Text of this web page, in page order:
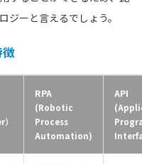
ジーと言えるでしょう。
RPA
(Robotic
Process
Automation)
API